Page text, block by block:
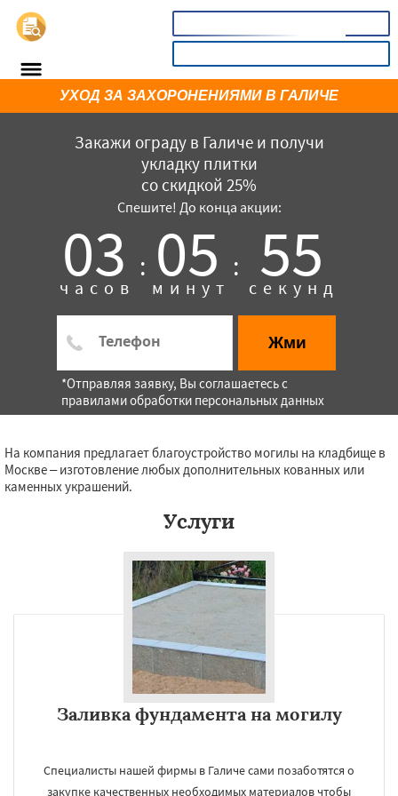
Закажи ограду в Галиче и получи
укладку плитки
со скидкой 25%
Спешите! До конца акции:
03 :
часов 05 :
минут 55
секунд
Жми
*Отправляя заявку, Вы соглашаетесь с
правилами обработки персональных данных
УХОД ЗА ЗАХОРОНЕНИЯМИ В ГАЛИЧЕ
На компания предлагает благоустройство могилы на кладбище в
Москве – изготовление любых дополнительных кованных или
каменных украшений.
Услуги
Заливка фундамента на могилу
Специалисты нашей фирмы в Галиче сами позаботятся о
закупке качественных необходимых материалов чтобы
×